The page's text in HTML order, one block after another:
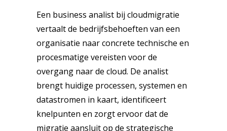
Een business analist bij cloudmigratie
vertaalt de bedrijfsbehoeften van een
organisatie naar concrete technische en
procesmatige vereisten voor de
overgang naar de cloud. De analist
brengt huidige processen, systemen en
datastromen in kaart, identificeert
knelpunten en zorgt ervoor dat de
migratie aansluit op de strategische